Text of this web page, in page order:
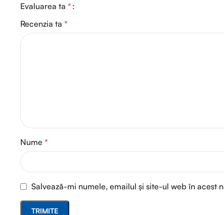
Evaluarea ta *
Recenzia ta *
Nume *
Salvează-mi numele, emailul și site-ul web în acest